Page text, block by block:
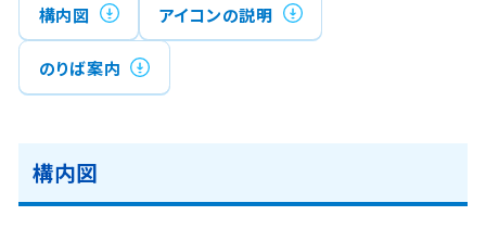
構内図 アイコンの説明
のりば案内
構内図